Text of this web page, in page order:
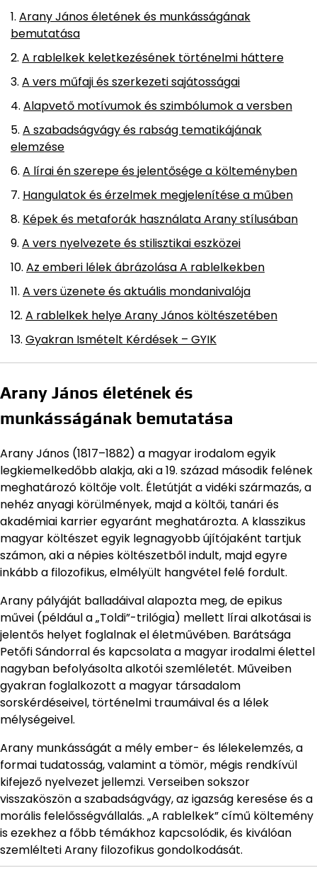
Arany János életének és munkásságának
bemutatása
A rablelkek keletkezésének történelmi háttere
A vers műfaji és szerkezeti sajátosságai
Alapvető motívumok és szimbólumok a versben
A szabadságvágy és rabság tematikájának
elemzése
A lírai én szerepe és jelentősége a költeményben
Hangulatok és érzelmek megjelenítése a műben
Képek és metaforák használata Arany stílusában
A vers nyelvezete és stilisztikai eszközei
Az emberi lélek ábrázolása A rablelkekben
A vers üzenete és aktuális mondanivalója
A rablelkek helye Arany János költészetében
Gyakran Ismételt Kérdések – GYIK
Arany János életének és
munkásságának bemutatása
Arany János (1817–1882) a magyar irodalom egyik
legkiemelkedőbb alakja, aki a 19. század második felének
meghatározó költője volt. Életútját a vidéki származás, a
nehéz anyagi körülmények, majd a költői, tanári és
akadémiai karrier egyaránt meghatározta. A klasszikus
magyar költészet egyik legnagyobb újítójaként tartjuk
számon, aki a népies költészetből indult, majd egyre
inkább a filozofikus, elmélyült hangvétel felé fordult.
Arany pályáját balladáival alapozta meg, de epikus
művei (például a „Toldi”-trilógia) mellett lírai alkotásai is
jelentős helyet foglalnak el életművében. Barátsága
Petőfi Sándorral és kapcsolata a magyar irodalmi élettel
nagyban befolyásolta alkotói szemléletét. Műveiben
gyakran foglalkozott a magyar társadalom
sorskérdéseivel, történelmi traumáival és a lélek
mélységeivel.
Arany munkásságát a mély ember- és lélekelemzés, a
formai tudatosság, valamint a tömör, mégis rendkívül
kifejező nyelvezet jellemzi. Verseiben sokszor
visszaköszön a szabadságvágy, az igazság keresése és a
morális felelősségvállalás. „A rablelkek” című költemény
is ezekhez a főbb témákhoz kapcsolódik, és kiválóan
szemlélteti Arany filozofikus gondolkodását.